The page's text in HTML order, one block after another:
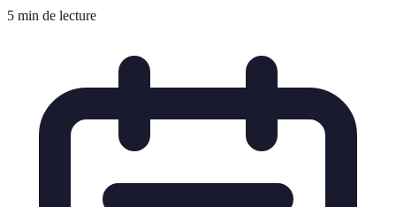
5 min de lecture